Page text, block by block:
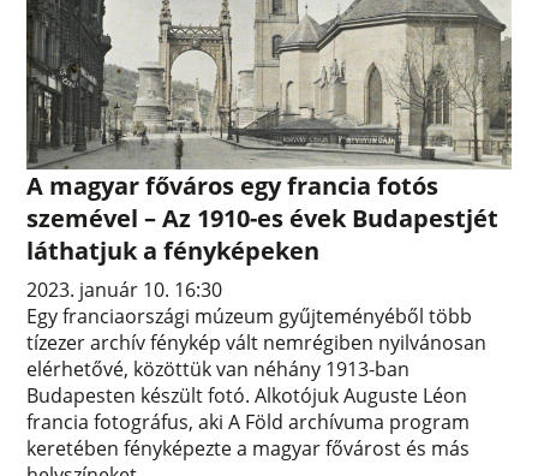
A magyar főváros egy francia fotós
szemével – Az 1910-es évek Budapestjét
láthatjuk a fényképeken
2023. január 10. 16:30
Egy franciaországi múzeum gyűjteményéből több
tízezer archív fénykép vált nemrégiben nyilvánosan
elérhetővé, közöttük van néhány 1913-ban
Budapesten készült fotó. Alkotójuk Auguste Léon
francia fotográfus, aki A Föld archívuma program
keretében fényképezte a magyar fővárost és más